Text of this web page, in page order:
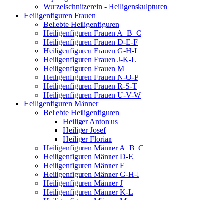
Wurzelschnitzerein - Heiligenskulpturen
Heiligenfiguren Frauen
Beliebte Heiligenfiguren
Heiligenfiguren Frauen A–B–C
Heiligenfiguren Frauen D-E-F
Heiligenfiguren Frauen G-H-I
Heiligenfiguren Frauen J-K-L
Heiligenfiguren Frauen M
Heiligenfiguren Frauen N-O-P
Heiligenfiguren Frauen R-S-T
Heiligenfiguren Frauen U-V-W
Heiligenfiguren Männer
Beliebte Heiligenfiguren
Heiliger Antonius
Heiliger Josef
Heiliger Florian
Heiligenfiguren Männer A–B–C
Heiligenfiguren Männer D-E
Heiligenfiguren Männer F
Heiligenfiguren Männer G-H-I
Heiligenfiguren Männer J
Heiligenfiguren Männer K-L